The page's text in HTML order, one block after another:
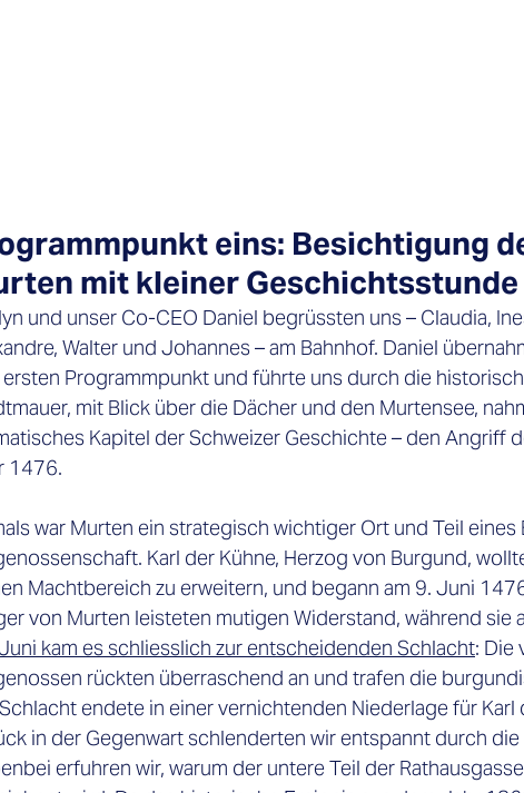
eins: Besichtigung
mit kleiner Geschichtsstunde
und unser Co-CEO Daniel begrüssten uns – Claudia,
Walter und Johannes – am Bahnhof. Daniel
Programmpunkt und führte uns durch die
mit Blick über die Dächer und den Murtensee,
Kapitel der Schweizer Geschichte – den Angriff
1476.
war Murten ein strategisch wichtiger Ort und Teil
Karl der Kühne, Herzog von Burgund,
Machtbereich zu erweitern, und begann am 9. Juni
von Murten leisteten mutigen Widerstand, während sie
kam es schliesslich zur entscheidenden Schlacht: Die
rückten überraschend an und trafen die
endete in einer vernichtenden Niederlage für Karl
in der Gegenwart schlenderten wir entspannt durch
erfuhren wir, warum der untere Teil der